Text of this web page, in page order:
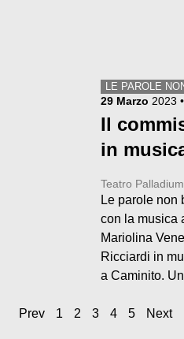
LE PAROLE
29 Marzo 2023
Il
in
Teatro Palladium
Le parole non
con la musica
Mariolina
Ricciardi in
a Caminito.
Prev 1 2 3 4 5 Next